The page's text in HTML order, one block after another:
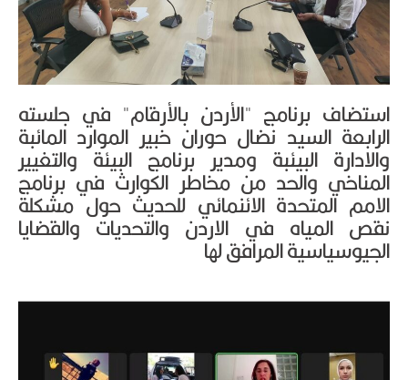
استضاف برنامج "الأردن بالأرقام" في جلسته
الرابعة السيد نضال حوران خبير الموارد المائبة
والادارة البيئبة ومدير برنامج البيئة والتغيير
المناخي والحد من مخاطر الكوارث في برنامج
الامم المتحدة الائنمائي للحديث حول مشكلة
نقص المياه في الاردن والتحديات والقضايا
الجيوسياسية المرافق لها